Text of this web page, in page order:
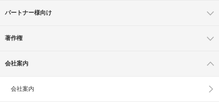
パートナー様向け
著作権
会社案内
会社案内